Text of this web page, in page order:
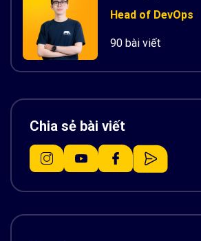
Head of DevOps
90 bài viết
Chia sẻ bài viết